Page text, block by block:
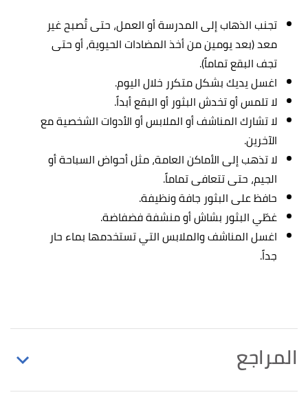
تجنب الذهاب إلى المدرسة أو العمل، حتى تُصبح غير
معد (بعد يومين من أخذ المضادات الحيوية، أو حتى
تجف البقع تماماً).
اغسل يديك بشكل متكرر خلال اليوم.
لا تلمس أو تخدش البثور أو البقع أبداً.
لا تشارك المناشف أو الملابس أو الأدوات الشخصية مع
الآخرين.
لا تذهب إلى الأماكن العامة، مثل أحواض السباحة أو
الجيم، حتى تتعافى تماماً.
حافظ على البثور جافة ونظيفة.
غطّي البثور بشاش أو منشفة فضفاضة.
اغسل المناشف والملابس التي تستخدمها بماء حار
جداً.
المراجع